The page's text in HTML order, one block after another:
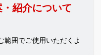
紹介について
範囲でご使用いただくよ